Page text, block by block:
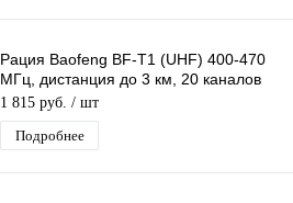
Рация Baofeng BF-T1 (UHF) 400-470
МГц, дистанция до 3 км, 20 каналов
Поддержка CTCSS/DCS кодов
1 815 руб. / шт
Подробнее